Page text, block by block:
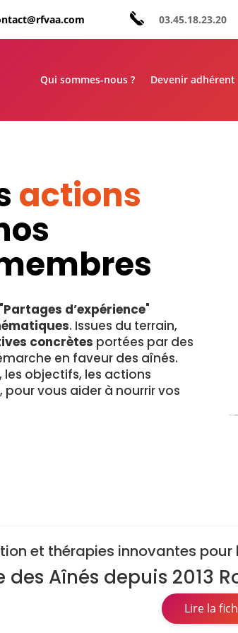
03.45.18.23.20
Qui sommes-nous ? Devenir adhérent
actions
Partages d’expérience"
. Issues du terrain,
concrètes portées par des
en faveur des aînés.
objectifs, les actions
vous aider à nourrir vos
et thérapies innovantes
des Aînés depuis 2013
Lire la